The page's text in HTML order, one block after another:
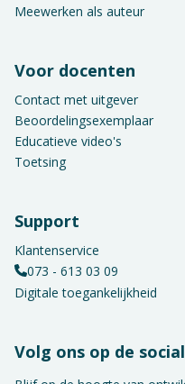
Meewerken als auteur
Voor docenten
Contact met uitgever
Beoordelingsexemplaar
Educatieve video's
Toetsing
Support
Klantenservice
073 - 613 03 09
Digitale toegankelijkheid
Volg ons op de